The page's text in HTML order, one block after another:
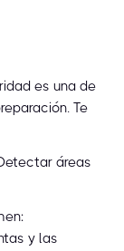
es una de
Te
áreas
y las